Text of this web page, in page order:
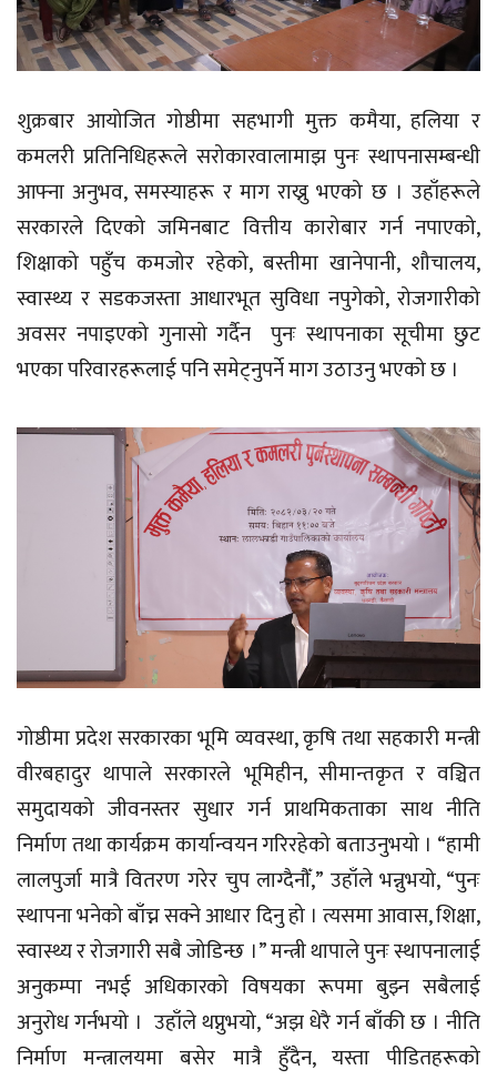
शुक्रबार आयोजित गोष्ठीमा सहभागी मुक्त कमैया, हलिया र
कमलरी प्रतिनिधिहरूले सरोकारवालामाझ पुनः स्थापनासम्बन्धी
आफ्ना अनुभव, समस्याहरू र माग राख्नु भएको छ । उहाँहरूले
सरकारले दिएको जमिनबाट वित्तीय कारोबार गर्न नपाएको,
शिक्षाको पहुँच कमजोर रहेको, बस्तीमा खानेपानी, शौचालय,
स्वास्थ्य र सडकजस्ता आधारभूत सुविधा नपुगेको, रोजगारीको
अवसर नपाइएको गुनासो गर्दैन पुनः स्थापनाका सूचीमा छुट
भएका परिवारहरूलाई पनि समेट्नुपर्ने माग उठाउनु भएको छ ।
गोष्ठीमा प्रदेश सरकारका भूमि व्यवस्था, कृषि तथा सहकारी मन्त्री
वीरबहादुर थापाले सरकारले भूमिहीन, सीमान्तकृत र वञ्चित
समुदायको जीवनस्तर सुधार गर्न प्राथमिकताका साथ नीति
निर्माण तथा कार्यक्रम कार्यान्वयन गरिरहेको बताउनुभयो । “हामी
लालपुर्जा मात्रै वितरण गरेर चुप लाग्दैनौँ,” उहाँले भन्नुभयो, “पुनः
स्थापना भनेको बाँच्न सक्ने आधार दिनु हो । त्यसमा आवास, शिक्षा,
स्वास्थ्य र रोजगारी सबै जोडिन्छ ।” मन्त्री थापाले पुनः स्थापनालाई
अनुकम्पा नभई अधिकारको विषयका रूपमा बुझ्न सबैलाई
अनुरोध गर्नभयो । उहाँले थप्नुभयो, “अझ धेरै गर्न बाँकी छ । नीति
निर्माण मन्त्रालयमा बसेर मात्रै हुँदैन, यस्ता पीडितहरूको